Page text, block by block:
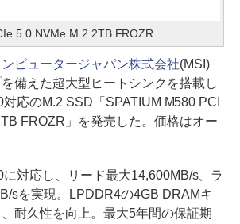
5.0 NVMe M.2 2TB FROZR
ピュータージャパン株式会社(MSI)
備えた超大型ヒートシンクを搭載し
応のM.2 SSD「SPATIUM M580 PCI
FROZR」を発売した。価格はオー
対応し、リード最大14,600MB/s、ラ
sを実現。LPDDR4の4GB DRAMキ
耐久性を向上。最大5年間の保証期